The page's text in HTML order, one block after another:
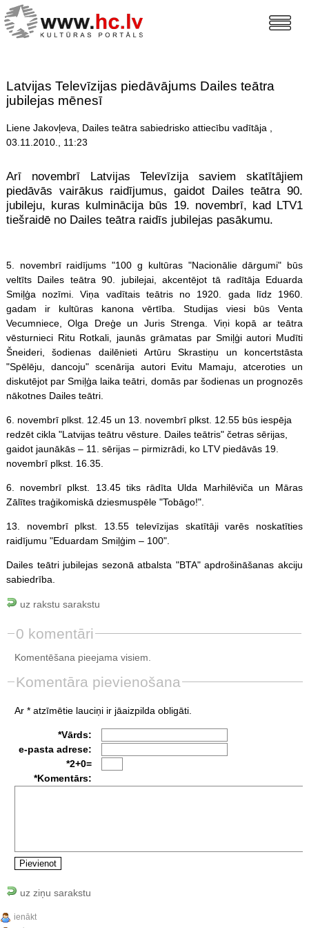
Latvijas Televīzijas piedāvājums Dailes teātra
jubilejas mēnesī
Liene Jakovļeva, Dailes teātra sabiedrisko attiecību vadītāja ,
03.11.2010., 11:23
Arī novembrī Latvijas Televīzija saviem skatītājiem
piedāvās vairākus raidījumus, gaidot Dailes teātra 90.
jubileju, kuras kulminācija būs 19. novembrī, kad LTV1
tiešraidē no Dailes teātra raidīs jubilejas pasākumu.
5. novembrī raidījums "100 g kultūras "Nacionālie dārgumi" būs
veltīts Dailes teātra 90. jubilejai, akcentējot tā radītāja Eduarda
Smiļģa nozīmi. Viņa vadītais teātris no 1920. gada līdz 1960.
gadam ir kultūras kanona vērtība. Studijas viesi būs Venta
Vecumniece, Olga Dreģe un Juris Strenga. Viņi kopā ar teātra
vēsturnieci Ritu Rotkali, jaunās grāmatas par Smiļģi autori Mudīti
Šneideri, šodienas dailēnieti Artūru Skrastiņu un koncertstāsta
"Spēlēju, dancoju" scenārija autori Evitu Mamaju, atceroties un
diskutējot par Smiļģa laika teātri, domās par šodienas un prognozēs
nākotnes Dailes teātri.
6. novembrī plkst. 12.45 un 13. novembrī plkst. 12.55 būs iespēja
redzēt cikla "Latvijas teātru vēsture. Dailes teātris" četras sērijas,
gaidot jaunākās – 11. sērijas – pirmizrādi, ko LTV piedāvās 19.
novembrī plkst. 16.35.
6. novembrī plkst. 13.45 tiks rādīta Ulda Marhilēviča un Māras
Zālītes traģikomiskā dziesmuspēle "Tobāgo!".
13. novembrī plkst. 13.55 televīzijas skatītāji varēs noskatīties
raidījumu "Eduardam Smiļģim – 100".
Dailes teātri jubilejas sezonā atbalsta "BTA" apdrošināšanas akciju
sabiedrība.
uz rakstu sarakstu
0 komentāri
Komentēšana pieejama visiem.
Komentāra pievienošana
Ar * atzīmētie lauciņi ir jāaizpilda obligāti.
*Vārds:
e-pasta adrese:
*2+0=
*Komentārs:
uz ziņu sarakstu
ienākt